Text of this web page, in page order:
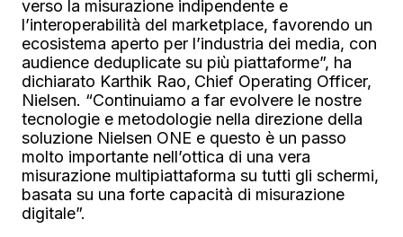
verso la misurazione indipendente e
l’interoperabilità del marketplace, favorendo un
ecosistema aperto per l’industria dei media, con
audience deduplicate su più piattaforme”, ha
dichiarato Karthik Rao, Chief Operating Officer,
Nielsen. “Continuiamo a far evolvere le nostre
tecnologie e metodologie nella direzione della
soluzione Nielsen ONE e questo è un passo
molto importante nell’ottica di una vera
misurazione multipiattaforma su tutti gli schermi,
basata su una forte capacità di misurazione
digitale”.